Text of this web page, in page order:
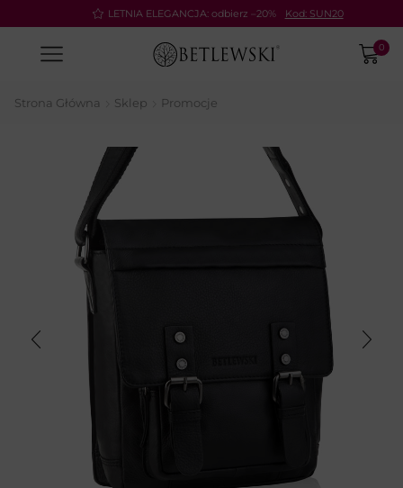
LETNIA ELEGANCJA: odbierz –20% Kod: SUN20
0
Strona Główna Sklep Promocje